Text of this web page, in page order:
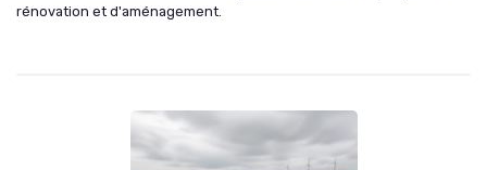
rénovation et d'aménagement.